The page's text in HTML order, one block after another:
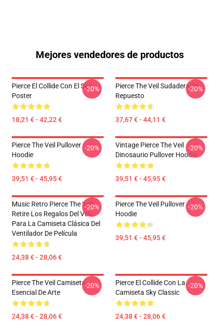
Mejores vendedores de productos
Pierce El Collide Con El Sky
Poster
18,21 € - 42,22 €
-20%
Pierce The Veil Sudadera De
Repuesto
37,67 € - 44,11 €
-20%
Pierce The Veil Pullover
Hoodie
39,51 € - 45,95 €
-20%
Vintage Pierce The Veil
Dinosaurio Pullover Hoodie
39,51 € - 45,95 €
-20%
Music Retro Pierce The Veil-
Retire Los Regalos Del Velo
Para La Camiseta Clásica Del
Ventilador De Película
24,38 € - 28,06 €
-20%
Pierce The Veil Pullover
Hoodie
39,51 € - 45,95 €
-20%
Pierce The Veil Camiseta
Esencial De Arte
24,38 € - 28,06 €
-20%
Pierce El Collide Con La
Camiseta Sky Classic
24,38 € - 28,06 €
-20%